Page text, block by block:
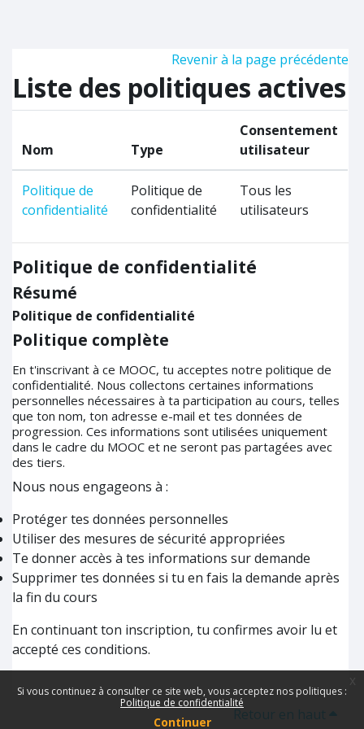
Revenir à la page précédente
Liste des politiques actives
Nom Type
Consentement
utilisateur
Politique de
confidentialité
Politique de
confidentialité
Tous les
utilisateurs
Politique de confidentialité
Résumé
Politique de confidentialité
Politique complète
En t'inscrivant à ce MOOC, tu acceptes notre politique de
confidentialité. Nous collectons certaines informations
personnelles nécessaires à ta participation au cours, telles
que ton nom, ton adresse e-mail et tes données de
progression. Ces informations sont utilisées uniquement
dans le cadre du MOOC et ne seront pas partagées avec
des tiers.
Nous nous engageons à :
Protéger tes données personnelles
Utiliser des mesures de sécurité appropriées
Te donner accès à tes informations sur demande
Supprimer tes données si tu en fais la demande après
la fin du cours
En continuant ton inscription, tu confirmes avoir lu et
accepté ces conditions.
Retour en haut
Si vous continuez à consulter ce site web, vous acceptez nos politiques :
Politique de confidentialité
Continuer